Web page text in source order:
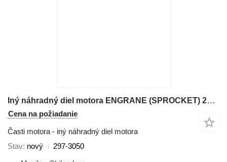
Iný náhradný diel motora ENGRANE (SPROCKET) 297-3050 na rýpadla-nakladača Caterpillar 3013C 3014 3024C
Cena na požiadanie
Časti motora - iný náhradný diel motora
Stav nový
297-3050